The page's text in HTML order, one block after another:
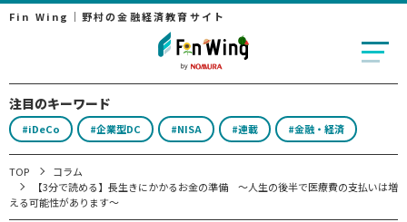
Fin Wing｜野村の金融経済教育サイト
注目のキーワード
#iDeCo #企業型DC #NISA #連載 #金融・経済
TOP
コラム
【3分で読める】長生きにかかるお金の準備 ～人生の後半で医療費の支払いは増
える可能性があります～